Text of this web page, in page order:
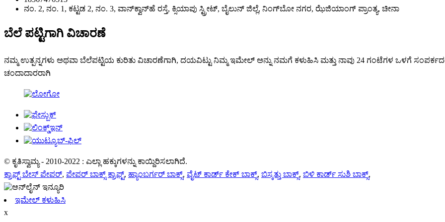
ನಂ. 2, ನಂ. 1, ಕಟ್ಟಡ 2, ನಂ. 3, ವಾನ್‌ಕ್ವಾನ್‌ಹೆ ರಸ್ತೆ, ಕ್ಸಿಯಾಪು ಸ್ಟ್ರೀಟ್, ಬೈಲುನ್ ಜಿಲ್ಲೆ, ನಿಂಗ್‌ಬೋ ನಗರ, ಝೆಜಿಯಾಂಗ್ ಪ್ರಾಂತ್ಯ, ಚೀನಾ
ಬೆಲೆ ಪಟ್ಟಿಗಾಗಿ ವಿಚಾರಣೆ
ನಮ್ಮ ಉತ್ಪನ್ನಗಳು ಅಥವಾ ಬೆಲೆಪಟ್ಟಿಯ ಕುರಿತು ವಿಚಾರಣೆಗಾಗಿ, ದಯವಿಟ್ಟು ನಿಮ್ಮ ಇಮೇಲ್ ಅನ್ನು ನಮಗೆ ಕಳುಹಿಸಿ ಮತ್ತು ನಾವು 24 ಗಂಟೆಗಳ ಒಳಗೆ
ಚಂದಾದಾರರಾಗಿ
© ಕೃತಿಸ್ವಾಮ್ಯ - 2010-2022 : ಎಲ್ಲಾ ಹಕ್ಕುಗಳನ್ನು ಕಾಯ್ದಿರಿಸಲಾಗಿದೆ.
ಕ್ರಾಫ್ಟ್ ಬೇಸ್ ಪೇಪರ್, ಪೇಪರ್ ಬಾಕ್ಸ್ ಕ್ರಾಫ್ಟ್, ಹ್ಯಾಂಬರ್ಗರ್ ಬಾಕ್ಸ್, ವೈಟ್ ಕಾರ್ಡ್ ಕೇಕ್ ಬಾಕ್ಸ್, ಬಿಸ್ಕತ್ತು ಬಾಕ್ಸ್, ಬಿಳಿ ಕಾರ್ಡ್ ಸುಶಿ ಬಾಕ್ಸ್,
ಇಮೇಲ್ ಕಳುಹಿಸಿ
x